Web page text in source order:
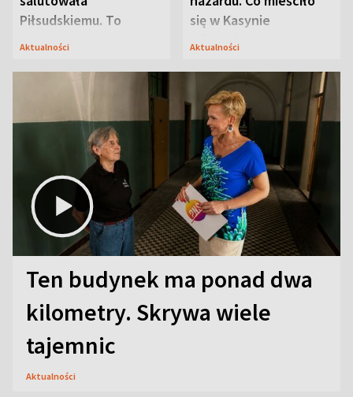
Piłsudskiemu. To
niejedyna tajemnica
Aktualności
się w Kasynie
Oficerskim?
Aktualności
Ten budynek ma ponad dwa
kilometry. Skrywa wiele
tajemnic
Aktualności